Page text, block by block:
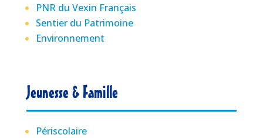
PNR du Vexin Français
Sentier du Patrimoine
Environnement
Jeunesse & Famille
Périscolaire